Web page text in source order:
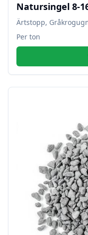
Natursingel 8-
Ärtstopp,
Per ton